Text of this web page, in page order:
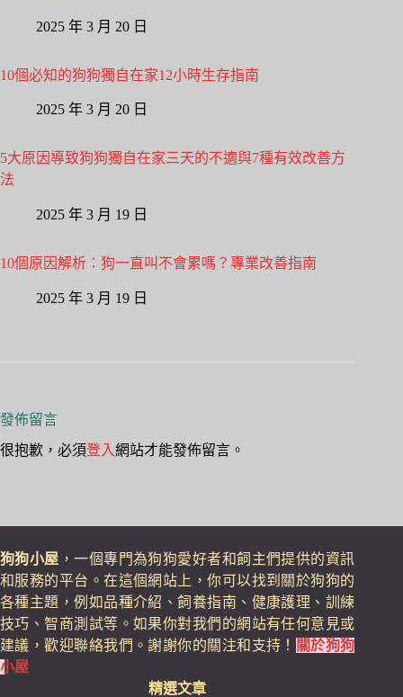
2025 年 3 月 20 日
10個必知的狗狗獨自在家12小時生存指南
2025 年 3 月 20 日
5大原因導致狗狗獨自在家三天的不適與7種有效改善方
法
2025 年 3 月 19 日
10個原因解析：狗一直叫不會累嗎？專業改善指南
2025 年 3 月 19 日
發佈留言
很抱歉，必須登入網站才能發佈留言。
狗狗小屋 ，一個專門為狗狗愛好者和飼主們提供的資訊
和服務的平台。在這個網站上，你可以找到關於狗狗的
各種主題，例如品種介紹、飼養指南、健康護理、訓練
技巧、智商測試等。如果你對我們的網站有任何意見或
建議，歡迎聯絡我們。謝謝你的關注和支持！
關於狗狗
小屋
精選文章